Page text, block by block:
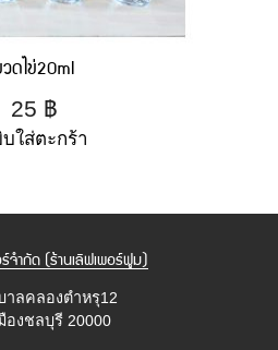
วดไข่20ml
25 ฿
ใส่ตะกร้า
จำกัด (ร้านเลิฟเพอร์ฟูม)
าลคลองตำหรุ12
องชลบุรี 20000